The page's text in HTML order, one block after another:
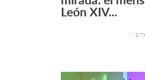
León XIV...